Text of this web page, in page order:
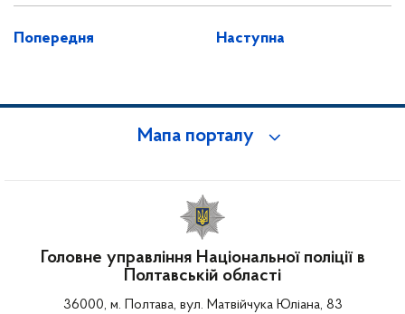
Попередня Наступна
Мапа порталу
Головне управління Національної поліції в
Полтавській області
36000, м. Полтава, вул. Матвійчука Юліана, 83